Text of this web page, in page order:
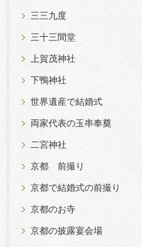
三三九度
三十三間堂
上賀茂神社
下鴨神社
世界遺産で結婚式
両家代表の玉串奉奠
二宮神社
京都 前撮り
京都で結婚式の前撮り
京都のお寺
京都の披露宴会場